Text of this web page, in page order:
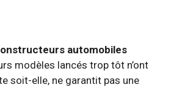
automobiles
modèles lancés trop tôt n’ont
soit-elle, ne garantit pas une